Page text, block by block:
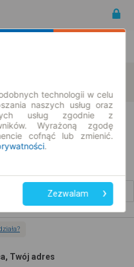
Twój adres
technologii w celu
naszych usług oraz
usług zgodnie z
Wyrażoną zgodę
cofnąć lub zmienić.
.
Zezwalam